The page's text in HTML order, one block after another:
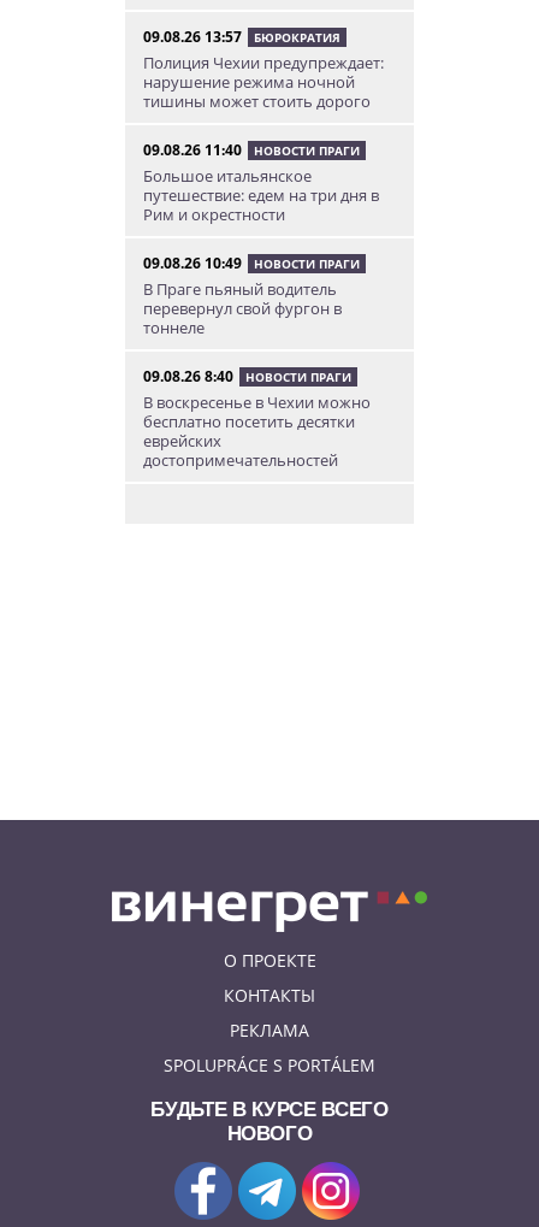
09.08.26 13:57 БЮРОКРАТИЯ
Полиция Чехии предупреждает:
нарушение режима ночной
тишины может стоить дорого
09.08.26 11:40 НОВОСТИ ПРАГИ
Большое итальянское
путешествие: едем на три дня в
Рим и окрестности
09.08.26 10:49 НОВОСТИ ПРАГИ
В Праге пьяный водитель
перевернул свой фургон в
тоннеле
09.08.26 8:40 НОВОСТИ ПРАГИ
В воскресенье в Чехии можно
бесплатно посетить десятки
еврейских
достопримечательностей
О ПРОЕКТЕ
КОНТАКТЫ
РЕКЛАМА
SPOLUPRÁCE S PORTÁLEM
БУДЬТЕ В КУРСЕ ВСЕГО
НОВОГО